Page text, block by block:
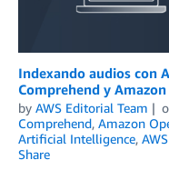
Indexando audios con
Comprehend y
by AWS Editorial Team
Comprehend, Amazon
Artificial Intelligence,
Share